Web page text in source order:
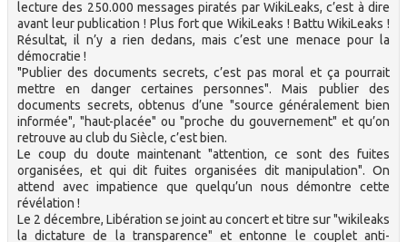
lecture des 250.000 messages piratés par WikiLeaks, c’est à dire
avant leur publication ! Plus fort que WikiLeaks ! Battu WikiLeaks !
Résultat, il n’y a rien dedans, mais c’est une menace pour la
démocratie !
"Publier des documents secrets, c’est pas moral et ça pourrait
mettre en danger certaines personnes". Mais publier des
documents secrets, obtenus d’une "source généralement bien
informée", "haut-placée" ou "proche du gouvernement" et qu’on
retrouve au club du Siècle, c’est bien.
Le coup du doute maintenant "attention, ce sont des fuites
organisées, et qui dit fuites organisées dit manipulation". On
attend avec impatience que quelqu’un nous démontre cette
révélation !
Le 2 décembre, Libération se joint au concert et titre sur "wikileaks
la dictature de la transparence" et entonne le couplet anti-